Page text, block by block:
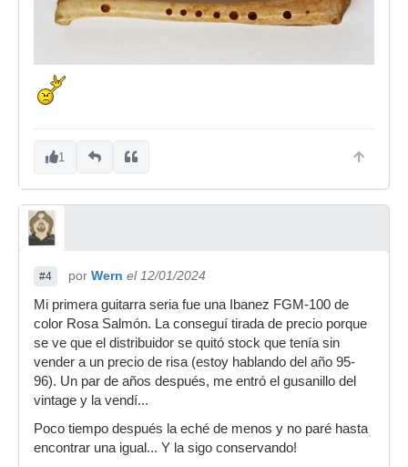
1
#4 por Wern el 12/01/2024
Mi primera guitarra seria fue una Ibanez FGM-100 de
color Rosa Salmón. La conseguí tirada de precio porque
se ve que el distribuidor se quitó stock que tenía sin
vender a un precio de risa (estoy hablando del año 95-
96). Un par de años después, me entró el gusanillo del
vintage y la vendí...
Poco tiempo después la eché de menos y no paré hasta
encontrar una igual... Y la sigo conservando!